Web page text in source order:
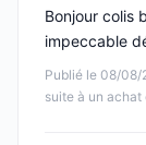
Publié le 08/08/
suite à un
Bonjour colis
impeccable